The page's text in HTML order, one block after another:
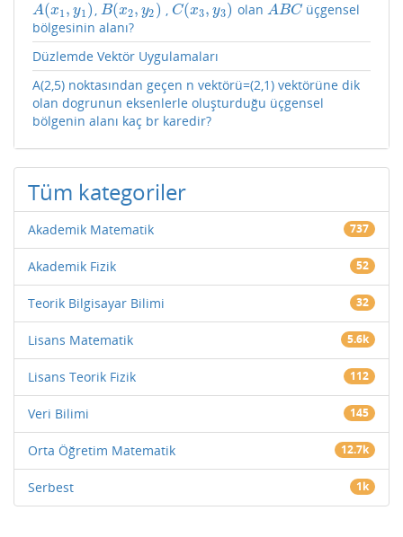
A(x1 , y1 )
A(x1,y 1) , B(x2, y2 )
B(x2,y2) , C(x3, y3)
C(x3,y3) olan ABC
ABC
üçgensel
bölgesinin alanı?
Düzlemde Vektör Uygulamaları
A(2,5) noktasından geçen n vektörü=(2,1) vektörüne dik
olan dogrunun eksenlerle oluşturduğu üçgensel
bölgenin alanı kaç br karedir?
Tüm kategoriler
Akademik Matematik 737
Akademik Fizik 52
Teorik Bilgisayar Bilimi 32
Lisans Matematik 5.6k
Lisans Teorik Fizik 112
Veri Bilimi 145
Orta Öğretim Matematik 12.7k
Serbest 1k